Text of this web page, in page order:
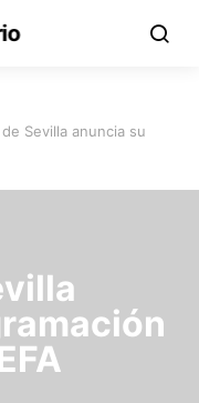
Sevilla anuncia su